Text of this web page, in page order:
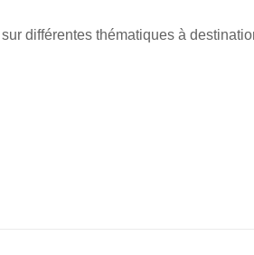
sur différentes thématiques à